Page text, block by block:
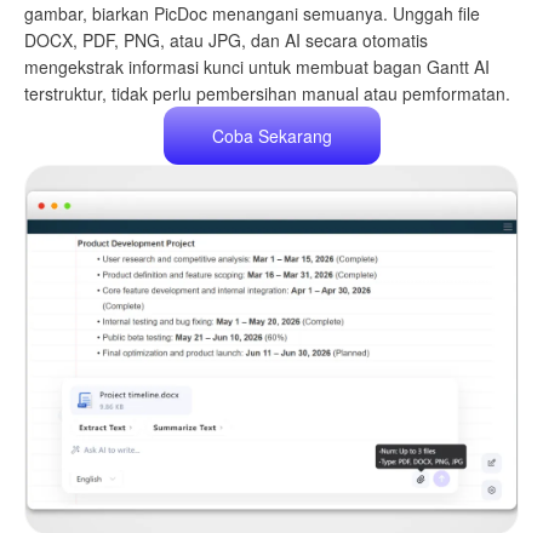
gambar, biarkan PicDoc menangani semuanya. Unggah file
DOCX, PDF, PNG, atau JPG, dan AI secara otomatis
mengekstrak informasi kunci untuk membuat bagan Gantt AI
terstruktur, tidak perlu pembersihan manual atau pemformatan.
Coba Sekarang